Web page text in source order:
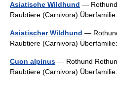
Asiatische Wildhund — Rothund
Raubtiere (Carnivora)
Asiatischer Wildhund —
Raubtiere (Carnivora)
Cuon alpinus — Rothund
Raubtiere (Carnivora)